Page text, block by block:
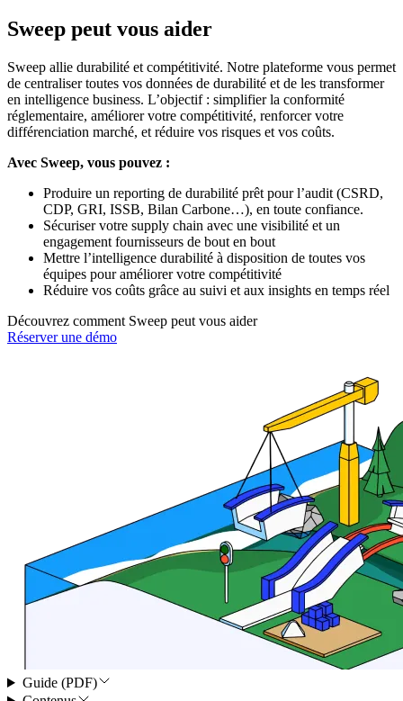
Sweep peut vous aider
Sweep allie durabilité et compétitivité. Notre plateforme vous permet
de centraliser toutes vos données de durabilité et de les transformer
en intelligence business. L’objectif : simplifier la conformité
réglementaire, améliorer votre compétitivité, renforcer votre
différenciation marché, et réduire vos risques et vos coûts.
Avec Sweep, vous pouvez :
Produire un reporting de durabilité prêt pour l’audit (CSRD,
CDP, GRI, ISSB, Bilan Carbone…), en toute confiance.
Sécuriser votre supply chain avec une visibilité et un
engagement fournisseurs de bout en bout
Mettre l’intelligence durabilité à disposition de toutes vos
équipes pour améliorer votre compétitivité
Réduire vos coûts grâce au suivi et aux insights en temps réel
Découvrez comment Sweep peut vous aider
Réserver une démo
Guide (PDF)